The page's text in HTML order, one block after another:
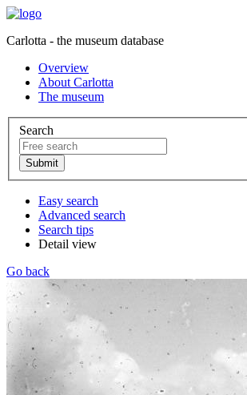
Carlotta - the museum database
Overview
About Carlotta
The museum
Search
Easy search
Advanced search
Search tips
Detail view
Go back